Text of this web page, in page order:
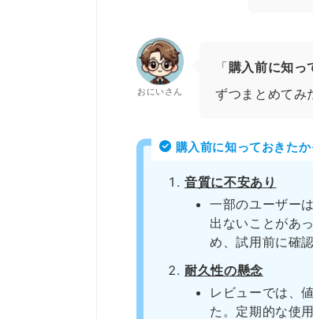
おにいさん
「購入前に知っ
ずつまとめてみ
購入前に知っておきたか
音質に不安あり
一部のユーザー
出ないことがあ
め、試用前に確
耐久性の懸念
レビューでは、
た。定期的な使